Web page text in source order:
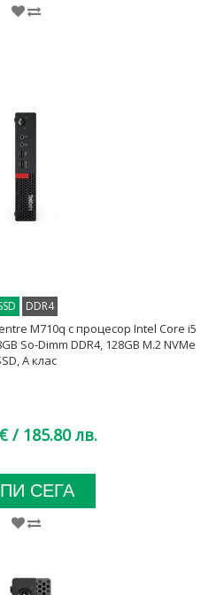
DDR4
M710q с процесор Intel Core i5
So-Dimm DDR4, 128GB M.2 NVMe
A клас
/ 185.80 лв.
СЕГА